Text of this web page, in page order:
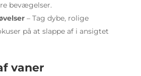
bevægelser.
– Tag dybe, rolige
på at slappe af i ansigtet
vaner